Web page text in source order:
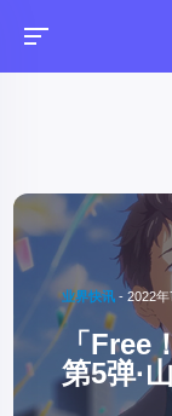
业界快讯 -2022
「Free
第5弹·